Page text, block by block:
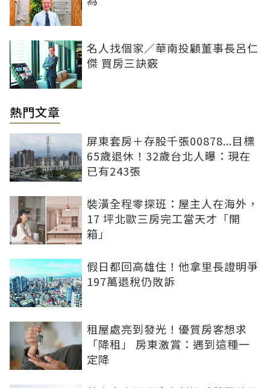
名人找個家／華南投顧董事長呂仁
傑 買房三訣竅
熱門文章
屏東套房＋存股千張00878...目標
65歲退休！32歲台北人曝：現在
已有243張
裝潢全程零探班：屋主人在海外，
17 坪北歐三房完工當天才「開
箱」
假日都回高雄住！他拿里長證明爭
197萬退稅仍敗訴
租屋處亮到發光！優質房客想求
「降租」 房東激賞：遇到這種一
定降